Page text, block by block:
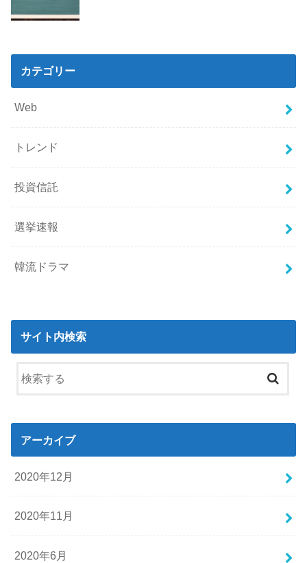
カテゴリー
Web
トレンド
投資信託
選挙速報
韓流ドラマ
サイト内検索
アーカイブ
2020年12月
2020年11月
2020年6月